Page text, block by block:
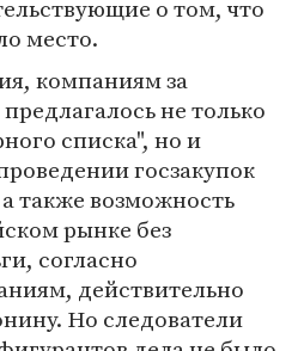
о том, что
место.
компаниям за
не только
списка", но и
госзакупок
также возможность
рынке без
согласно
действительно
Но следователи